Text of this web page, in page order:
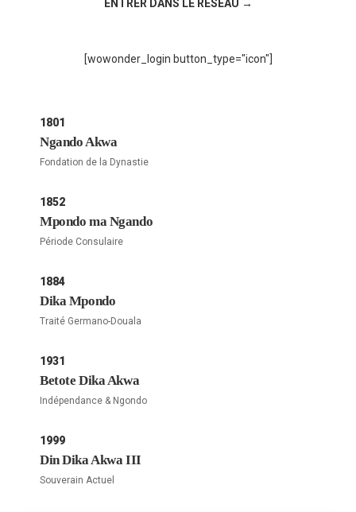
ENTRER DANS LE RÉSEAU →
[wowonder_login button_type="icon"]
1801
Ngando Akwa
Fondation de la Dynastie
1852
Mpondo ma Ngando
Période Consulaire
1884
Dika Mpondo
Traité Germano-Douala
1931
Betote Dika Akwa
Indépendance & Ngondo
1999
Din Dika Akwa III
Souverain Actuel